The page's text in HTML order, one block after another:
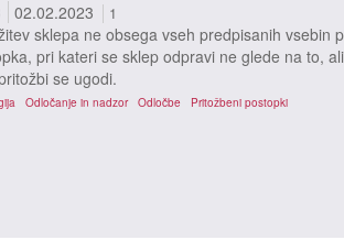
02.02.2023 1
sklepa ne obsega vseh predpisanih vsebin
pri kateri se sklep odpravi ne glede na to,
se ugodi.
Odločanje in nadzor Odločbe Pritožbeni postopki